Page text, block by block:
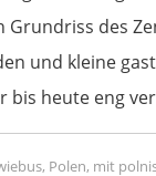
des
und kleine
bis heute eng